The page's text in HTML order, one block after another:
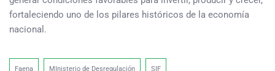
fortaleciendo uno de los pilares históricos de la economía
nacional.
Faena MInisterio de Desregulación SIF